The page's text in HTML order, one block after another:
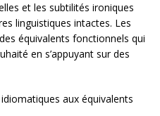
et les subtilités ironiques
linguistiques intactes. Les
équivalents fonctionnels qui
en s’appuyant sur des
aux équivalents